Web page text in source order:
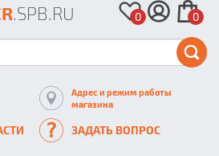
.SPB.RU 0 0
Адрес и режим работы
магазина
ЗАДАТЬ ВОПРОС